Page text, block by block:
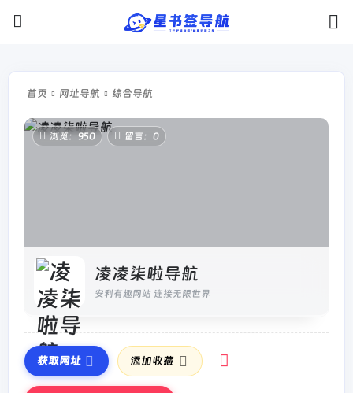
首页 网址导航 综合导航
浏览：950 留言：0
凌凌柒啦导航
安利有趣网站 连接无限世界
获取网址 添加收藏